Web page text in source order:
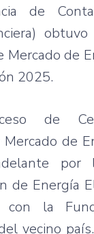
de
Mercado de
2025.
de
de
por
de Energía
con la
vecino